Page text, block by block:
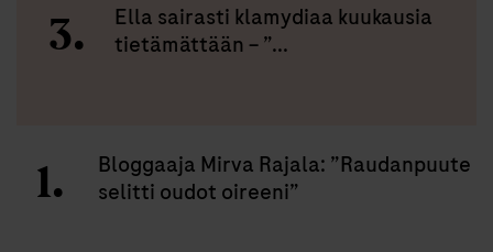
Ella sairasti klamydiaa kuukausia
tietämättään – ”...
Bloggaaja Mirva Rajala: ”Raudanpuute
selitti oudot oireeni”